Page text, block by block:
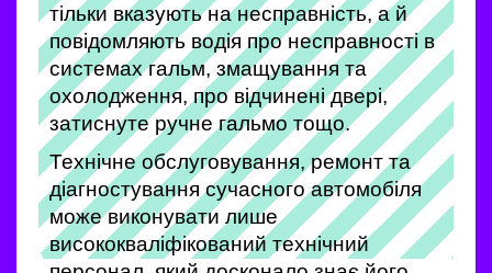
тільки вказують на несправність, а й
повідомляють водія про несправності в
системах гальм, змащування та
охолодження, про відчинені двері,
затиснуте ручне гальмо тощо.
Технічне обслуговування, ремонт та
діагностування сучасного автомобіля
може виконувати лише
висококваліфікований технічний